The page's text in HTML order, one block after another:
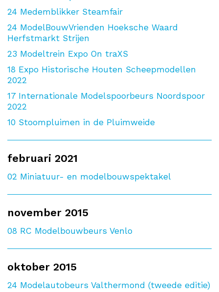
24 Medemblikker Steamfair
24 ModelBouwVrienden Hoeksche Waard
Herfstmarkt Strijen
23 Modeltrein Expo On traXS
18 Expo Historische Houten Scheepmodellen
2022
17 Internationale Modelspoorbeurs Noordspoor
2022
10 Stoompluimen in de Pluimweide
februari 2021
02 Miniatuur- en modelbouwspektakel
november 2015
08 RC Modelbouwbeurs Venlo
oktober 2015
24 Modelautobeurs Valthermond (tweede editie)